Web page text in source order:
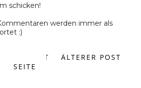
schicken!
werden immer als
:)
ÄLTERER POST
START
SEITE